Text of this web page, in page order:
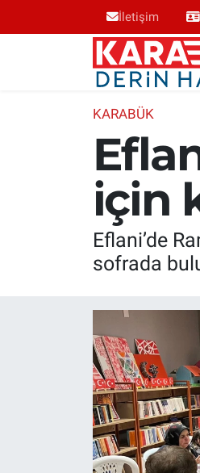
İletişim
KARABÜK
için
Eflani’de
sofrada
Karabük Nöbetçi
Karabük Hava Durumu
Karabük Trafik Yoğunluk
Süper Lig Puan Durumu
Tüm Manşetler
Son Dakika Haberleri
Haber Arşivi